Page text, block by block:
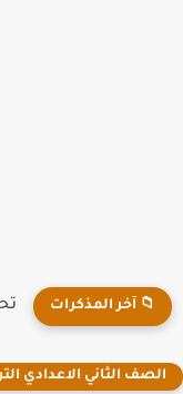
📁 آخر المذكرات
الثاني الاعدادي الترم